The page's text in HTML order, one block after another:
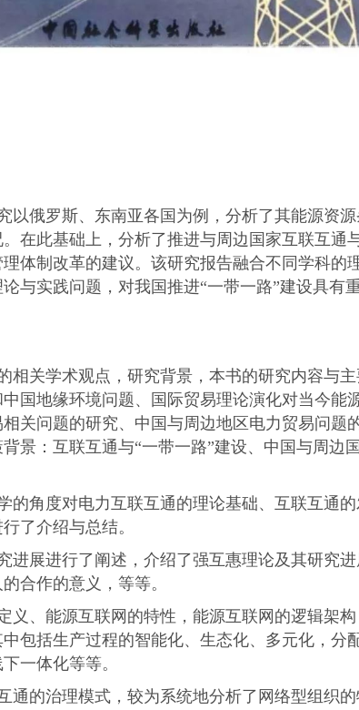
以俄罗斯、东南亚各国为例，分析了其能源资
在此基础上，分析了推进与周边国家互联互通
体制改革的建议。该研究报告融合不同学科的
与实践问题，对我国推进“一带一路”建设具有
相关学术观点，研究背景，本书的研究内容与
国地缘环境问题、国际贸易理论演化对当今能
关问题的研究、中国与周边地区电力贸易问题
景：互联互通与“一带一路”建设、中国与周边
的角度对电力互联互通的理论基础、互联互通的
了介绍与总结。
进展进行了阐述，介绍了强互惠理论及其研究
合作的意义，等等。
义、能源互联网的特性，能源互联网的逻辑架
包括生产过程的智能化、生态化、多元化，分
一体化等等。
通的治理模式，较为系统地分析了网络型组织的